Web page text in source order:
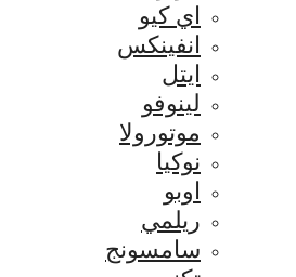
اي كيو
انفينكس
ايتل
لينوفو
موتورولا
نوكيا
اوبو
ريلمي
سامسونج